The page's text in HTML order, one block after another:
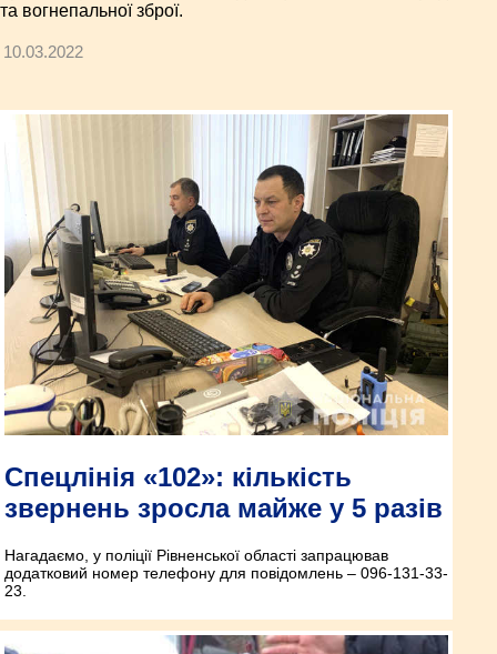
та вогнепальної зброї.
10.03.2022
Спецлінія «102»: кількість
звернень зросла майже у 5 разів
Нагадаємо, у поліції Рівненської області запрацював
додатковий номер телефону для повідомлень – 096-131-33-
23.